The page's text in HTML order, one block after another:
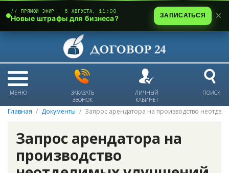
МЕНЮ
ЗАКАЗАТЬ
ЗВОНОК
ЛИЧНЫЙ
КАБИНЕТ
ПОИСК
Главная Документы Запрос арендатора на производство
Запрос арендатора на
производство
// ПРЯМОЙ ЭФИР · 6 АВГУСТА, 11:00
Новые штрафы для бизнеса? ЗАПИСАТЬСЯ